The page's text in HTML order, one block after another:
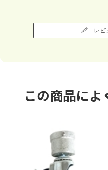
レビ
この商品に